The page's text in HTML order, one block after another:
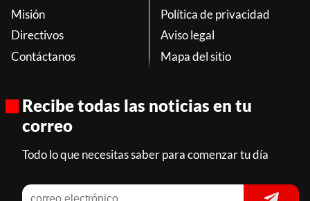
Misión
Directivos
Contáctanos
Política de privacidad
Aviso legal
Mapa del sitio
Recibe todas las noticias en tu
correo
Todo lo que necesitas saber para comenzar tu día